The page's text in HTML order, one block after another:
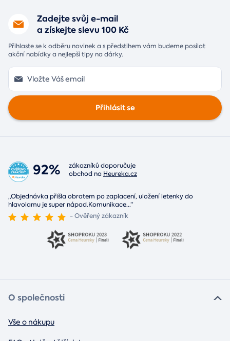
Zadejte svůj e-mail
a získejte slevu 100 Kč
Přihlaste se k odběru novinek a s předstihem vám budeme posílat
akční nabídky a nejlepší tipy na dárky.
Přihlásit se
92%
zákazníků doporučuje
obchod na Heureka.cz
„Objednávka přišla obratem po zaplacení, uložení letenky do
hlavolamu je super nápad.Komunikace...“
- Ověřený zákazník
O společnosti
Vše o nákupu